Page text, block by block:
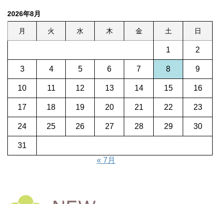
2026年8月
月 火 水 木 金 土 日
1 2
3 4 5 6 7 8 9
10 11 12 13 14 15 16
17 18 19 20 21 22 23
24 25 26 27 28 29 30
31
« 7月